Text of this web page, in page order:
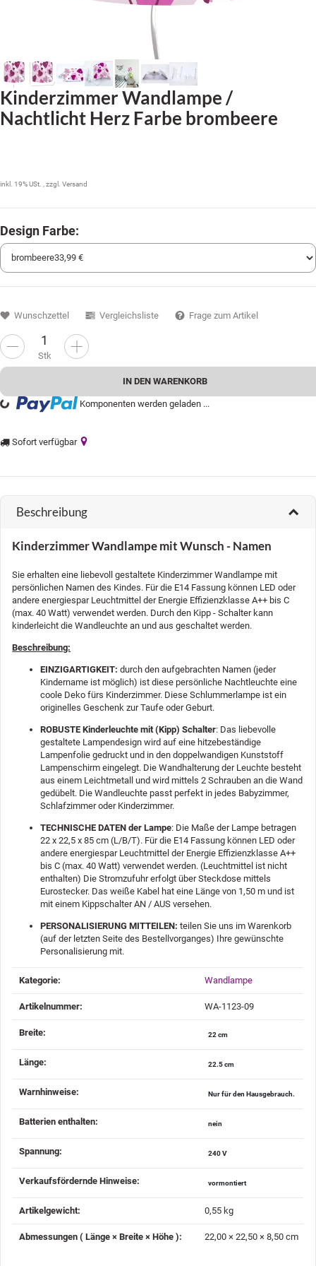
Kinderzimmer Wandlampe /
Nachtlicht Herz Farbe brombeere
inkl. 19% USt. , zzgl. Versand
Design Farbe:
Stk
IN DEN WARENKORB
Komponenten werden geladen ...
Sofort verfügbar
Wunschzettel Vergleichsliste Frage zum Artikel
Beschreibung
Kinderzimmer Wandlampe mit Wunsch - Namen
Sie erhalten eine liebevoll gestaltete Kinderzimmer Wandlampe mit
persönlichen Namen des Kindes. Für die E14 Fassung können LED oder
andere energiespar Leuchtmittel der Energie Effizienzklasse A++ bis C
(max. 40 Watt) verwendet werden. Durch den Kipp - Schalter kann
kinderleicht die Wandleuchte an und aus geschaltet werden.
Beschreibung:
EINZIGARTIGKEIT: durch den aufgebrachten Namen (jeder
Kindername ist möglich) ist diese persönliche Nachtleuchte eine
coole Deko fürs Kinderzimmer. Diese Schlummerlampe ist ein
originelles Geschenk zur Taufe oder Geburt.
ROBUSTE Kinderleuchte mit (Kipp) Schalter: Das liebevolle
gestaltete Lampendesign wird auf eine hitzebeständige
Lampenfolie gedruckt und in den doppelwandigen Kunststoff
Lampenschirm eingelegt. Die Wandhalterung der Leuchte besteht
aus einem Leichtmetall und wird mittels 2 Schrauben an die Wand
gedübelt. Die Wandleuchte passt perfekt in jedes Babyzimmer,
Schlafzimmer oder Kinderzimmer.
TECHNISCHE DATEN der Lampe: Die Maße der Lampe betragen
22 x 22,5 x 85 cm (L/B/T). Für die E14 Fassung können LED oder
andere energiespar Leuchtmittel der Energie Effizienzklasse A++
bis C (max. 40 Watt) verwendet werden. (Leuchtmittel ist nicht
enthalten) Die Stromzufuhr erfolgt über Steckdose mittels
Eurostecker. Das weiße Kabel hat eine Länge von 1,50 m und ist
mit einem Kippschalter AN / AUS versehen.
PERSONALISIERUNG MITTEILEN: teilen Sie uns im Warenkorb
(auf der letzten Seite des Bestellvorganges) Ihre gewünschte
Personalisierung mit.
Produkteigenschaft
Wert
Kategorie: Wandlampe
Artikelnummer: WA-1123-09
Breite‍: 22 cm
Länge‍: 22.5 cm
Warnhinweise‍: Nur für den Hausgebrauch.
Batterien enthalten‍: nein
Spannung‍: 240 V
Verkaufsfördernde Hinweise‍: vormontiert
Artikelgewicht‍: 0,55 kg
Abmessungen ( Länge × Breite × Höhe )‍: 22,00 × 22,50 × 8,50 cm